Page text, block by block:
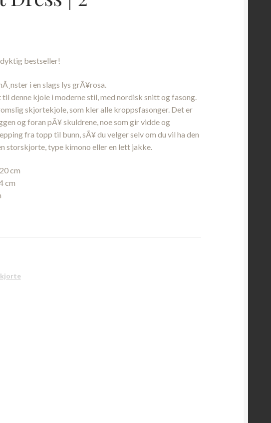
bestseller!
i en slags lys grÃ¥rosa.
denne kjole i moderne stil, med nordisk snitt og fasong.
skjortekjole, som kler alle kroppsfasonger. Det er
og foran pÃ¥ skuldrene, noe som gir vidde og
fra topp til bunn, sÃ¥ du velger selv om du vil ha den
storskjorte, type kimono eller en lett jakke.
cm
cm